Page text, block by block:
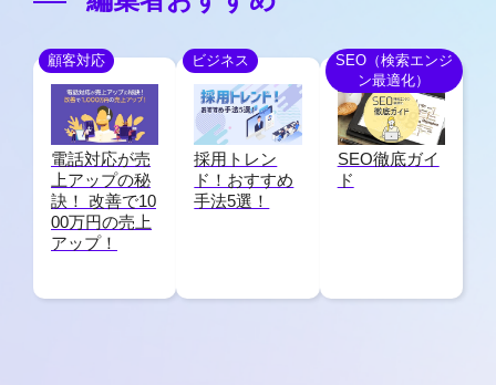
顧客対応
電話対応が売
上アップの秘
訣！ 改善で10
00万円の売上
アップ！
ビジネス
採用トレン
ド！おすすめ
手法5選！
SEO（検索エンジ
ン最適化）
SEO徹底ガイ
ド